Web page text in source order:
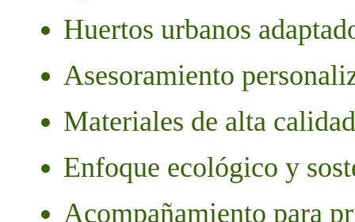
Huertos urbanos
Asesoramiento
Materiales de alta calidad
Enfoque ecológico y
Acompañamiento para